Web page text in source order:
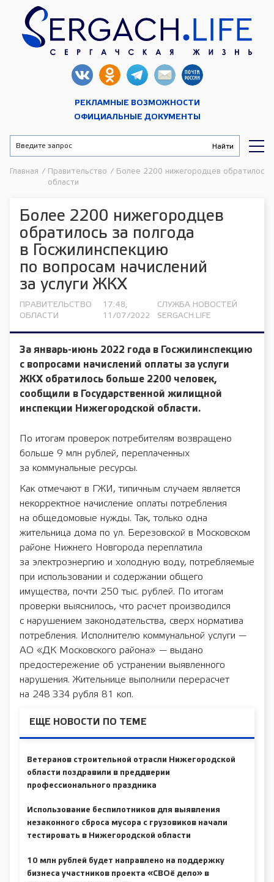
РЕКЛАМНЫЕ ВОЗМОЖНОСТИ
ОФИЦИАЛЬНЫЕ ДОКУМЕНТЫ
Главная /
Правительство
области
/ Более 2200 нижегородцев обратилось
Более 2200 нижегородцев
обратилось за полгода
в Госжилинспекцию
по вопросам начислений
за услуги ЖКХ
ПРАВИТЕЛЬСТВО
ОБЛАСТИ
17:48,
11/07/2022
СЛУЖБА НОВОСТЕЙ
SERGACH.LIFE
За январь-июнь 2022 года в Госжилинспекцию
с вопросами начислений оплаты за услуги
ЖКХ обратилось больше 2200 человек,
сообщили в Государственной жилищной
инспекции Нижегородской области.
По итогам проверок потребителям возвращено
больше 9 млн рублей, переплаченных
за коммунальные ресурсы.
Как отмечают в ГЖИ, типичным случаем является
некорректное начисление оплаты потребления
на общедомовые нужды. Так, только одна
жительница дома по ул. Березовской в Московском
районе Нижнего Новгорода переплатила
за электроэнергию и холодную воду, потребляемые
при использовании и содержании общего
имущества, почти 250 тыс. рублей. По итогам
проверки выяснилось, что расчет производился
с нарушением законодательства, сверх норматива
потребления. Исполнителю коммунальной услуги —
АО «ДК Московского района» — выдано
предостережение об устранении выявленного
нарушения. Жительнице выполнили перерасчет
на 248 334 рубля 81 коп.
ЕЩЕ НОВОСТИ ПО ТЕМЕ
Ветеранов строительной отрасли Нижегородской
области поздравили в преддверии
профессионального праздника
Использование беспилотников для выявления
незаконного сброса мусора с грузовиков начали
тестировать в Нижегородской области
10 млн рублей будет направлено на поддержку
бизнеса участников проекта «СВОё дело» в